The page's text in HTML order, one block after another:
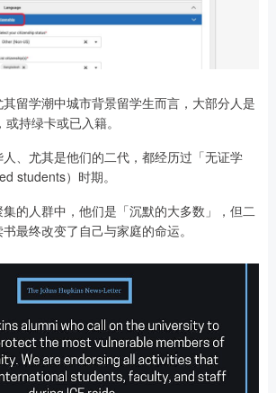
留学潮中城市背景留学生而言，大部分人是
持绿卡或已入籍。
、尤其是他们的二代，都经历过「无证学
students）时期。
的人群中，他们是「沉默的大多数」，但二
最终改变了自己与家庭的命运。